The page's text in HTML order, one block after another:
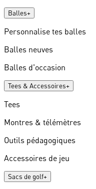
Balles+
Personnalise tes balles
Balles neuves
Balles d'occasion
Tees & Accessoires+
Tees
Montres & télémètres
Outils pédagogiques
Accessoires de jeu
Sacs de golf+